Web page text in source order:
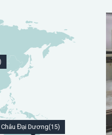
Châu Đại Dương(15)